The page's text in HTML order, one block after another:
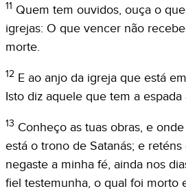
11 Quem tem ouvidos, ouça o
igrejas: O que vencer não
morte.
12 E ao anjo da igreja que está
Isto diz aquele que tem a
13 Conheço as tuas obras, e
está o trono de Satanás; e
negaste a minha fé, ainda nos
fiel testemunha, o qual foi morto